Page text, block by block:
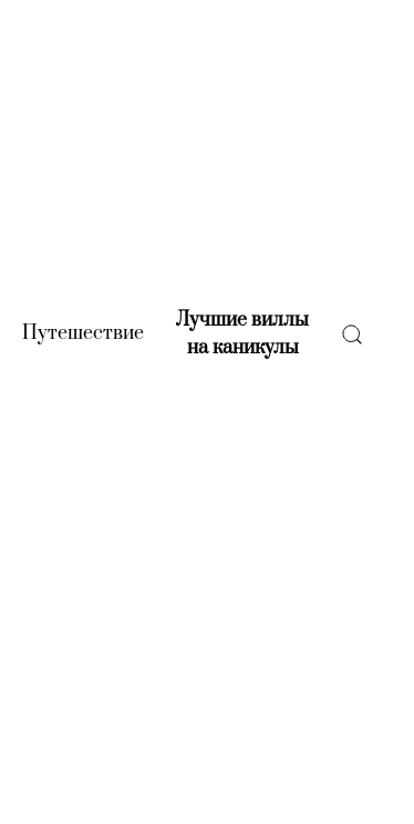
(current)
Путешествие(current)
Лучшие виллы
на каникулы(current)